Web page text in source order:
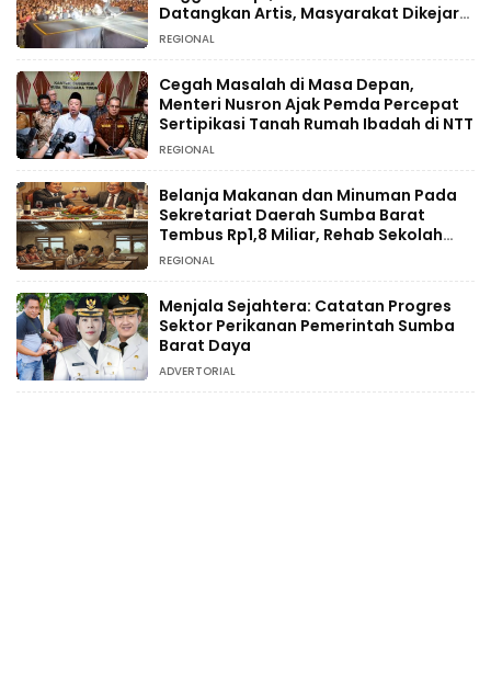
Datangkan Artis, Masyarakat Dikejar
Pajak
REGIONAL
Cegah Masalah di Masa Depan,
Menteri Nusron Ajak Pemda Percepat
Sertipikasi Tanah Rumah Ibadah di NTT
REGIONAL
Belanja Makanan dan Minuman Pada
Sekretariat Daerah Sumba Barat
Tembus Rp1,8 Miliar, Rehab Sekolah
Hanya Rp234 Juta
REGIONAL
Menjala Sejahtera: Catatan Progres
Sektor Perikanan Pemerintah Sumba
Barat Daya
ADVERTORIAL